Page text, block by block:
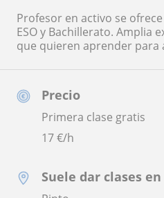
Precio
Primera clase gratis
17€/h
Suele dar clases en
Profesor en activo se
ESO y Bachillerato. Amplia
que quieren aprender para